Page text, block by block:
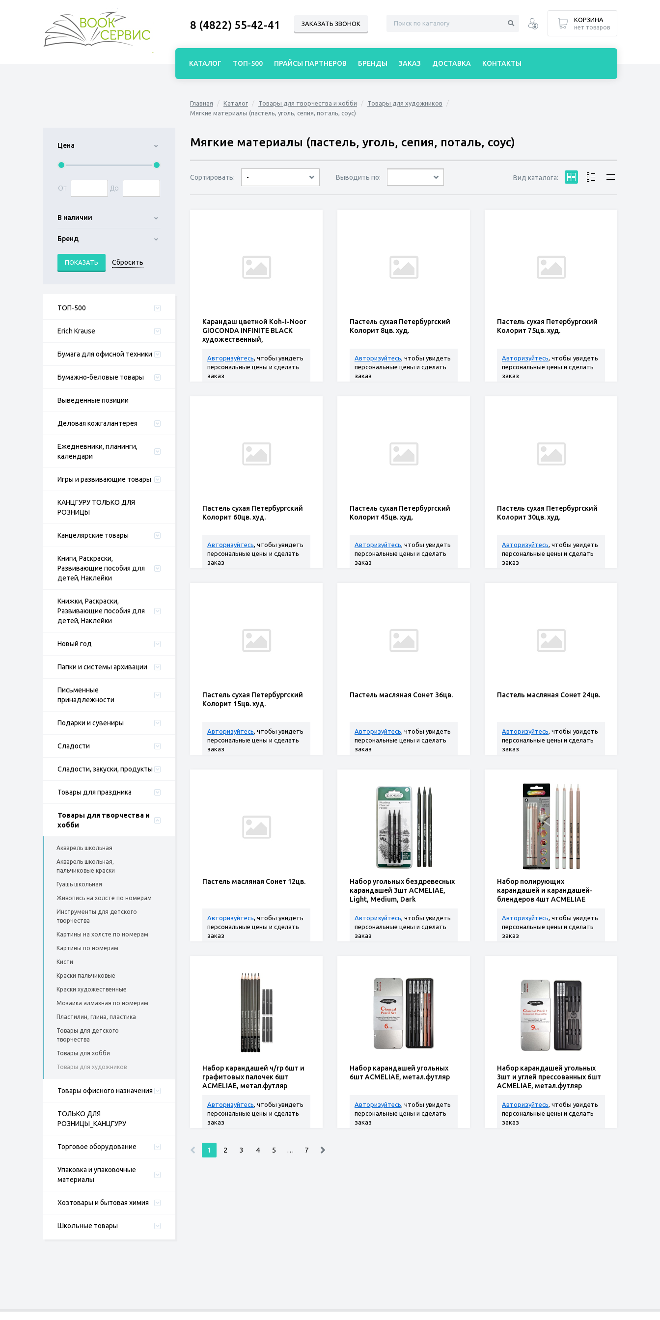
Цена
От До
В наличии
Бренд
ТОП-500
Erich Krause
Бумага для офисной техники
Бумажно-беловые товары
Выведенные позиции
Деловая кожгалантерея
Ежедневники, планинги,
календари
Игры и развивающие товары
КАНЦГУРУ ТОЛЬКО ДЛЯ
РОЗНИЦЫ
Канцелярские товары
Книги, Раскраски,
Развивающие пособия для
детей, Наклейки
Книжки, Раскраски,
Развивающие пособия для
детей, Наклейки
Новый год
Папки и системы архивации
Письменные
принадлежности
Подарки и сувениры
Сладости
Сладости, закуски, продукты
Товары для праздника
Товары для творчества и
хобби
Акварель школьная
Акварель школьная,
пальчиковые краски
Гуашь школьная
Живопись на холсте по номерам
Инструменты для детского
творчества
Картины на холсте по номерам
Картины по номерам
Кисти
Краски пальчиковые
Краски художественные
Мозаика алмазная по номерам
Пластилин, глина, пластика
Товары для детского
творчества
Товары для хобби
Товары для художников
Товары офисного назначения
ТОЛЬКО ДЛЯ
РОЗНИЦЫ_КАНЦГУРУ
Торговое оборудование
Упаковка и упаковочные
материалы
Хозтовары и бытовая химия
Школьные товары
Главная Каталог Товары для творчества и хобби
Товары для художников
Мягкие материалы (пастель, уголь, сепия, поталь, соус)
Мягкие материалы (пастель, уголь, сепия, поталь, соус)
Сортировать: -
по дате
по популярности
сначала дешёвые
сначала дорогие
Выводить по: Вид каталога:
Карандаш цветной Koh-I-Noor
GIOCONDA INFINITE BLACK
художественный,
Авторизуйтесь, чтобы увидеть
персональные цены и сделать
заказ
Пастель сухая Петербургский
Колорит 8цв. худ.
Авторизуйтесь, чтобы увидеть
персональные цены и сделать
заказ
Пастель сухая Петербургский
Колорит 75цв. худ.
Авторизуйтесь, чтобы увидеть
персональные цены и сделать
заказ
Пастель сухая Петербургский
Колорит 60цв. худ.
Авторизуйтесь, чтобы увидеть
персональные цены и сделать
заказ
Пастель сухая Петербургский
Колорит 45цв. худ.
Авторизуйтесь, чтобы увидеть
персональные цены и сделать
заказ
Пастель сухая Петербургский
Колорит 30цв. худ.
Авторизуйтесь, чтобы увидеть
персональные цены и сделать
заказ
Пастель сухая Петербургский
Колорит 15цв. худ.
Авторизуйтесь, чтобы увидеть
персональные цены и сделать
заказ
Пастель масляная Сонет 36цв.
Авторизуйтесь, чтобы увидеть
персональные цены и сделать
заказ
Пастель масляная Сонет 24цв.
Авторизуйтесь, чтобы увидеть
персональные цены и сделать
заказ
Пастель масляная Сонет 12цв.
Авторизуйтесь, чтобы увидеть
персональные цены и сделать
заказ
Набор угольных бездревесных
карандашей 3шт ACMELIAE,
Light, Medium, Dark
Авторизуйтесь, чтобы увидеть
персональные цены и сделать
заказ
Набор полирующих
карандашей и карандашей-
блендеров 4шт ACMELIAE
Авторизуйтесь, чтобы увидеть
персональные цены и сделать
заказ
Набор карандашей ч/гр 6шт и
графитовых палочек 6шт
ACMELIAE, метал.футляр
Авторизуйтесь, чтобы увидеть
персональные цены и сделать
заказ
Набор карандашей угольных
6шт ACMELIAE, метал.футляр
Авторизуйтесь, чтобы увидеть
персональные цены и сделать
заказ
Набор карандашей угольных
3шт и углей прессованных 6шт
ACMELIAE, метал.футляр
Авторизуйтесь, чтобы увидеть
персональные цены и сделать
заказ
1 2 3 4 5 … 7
8 (4822) 55-42-41 ЗАКАЗАТЬ ЗВОНОК
КОРЗИНА
нет товаров
КАТАЛОГ ТОП-500 ПРАЙСЫ ПАРТНЕРОВ БРЕНДЫ ЗАКАЗ ДОСТАВКА КОНТАКТЫ